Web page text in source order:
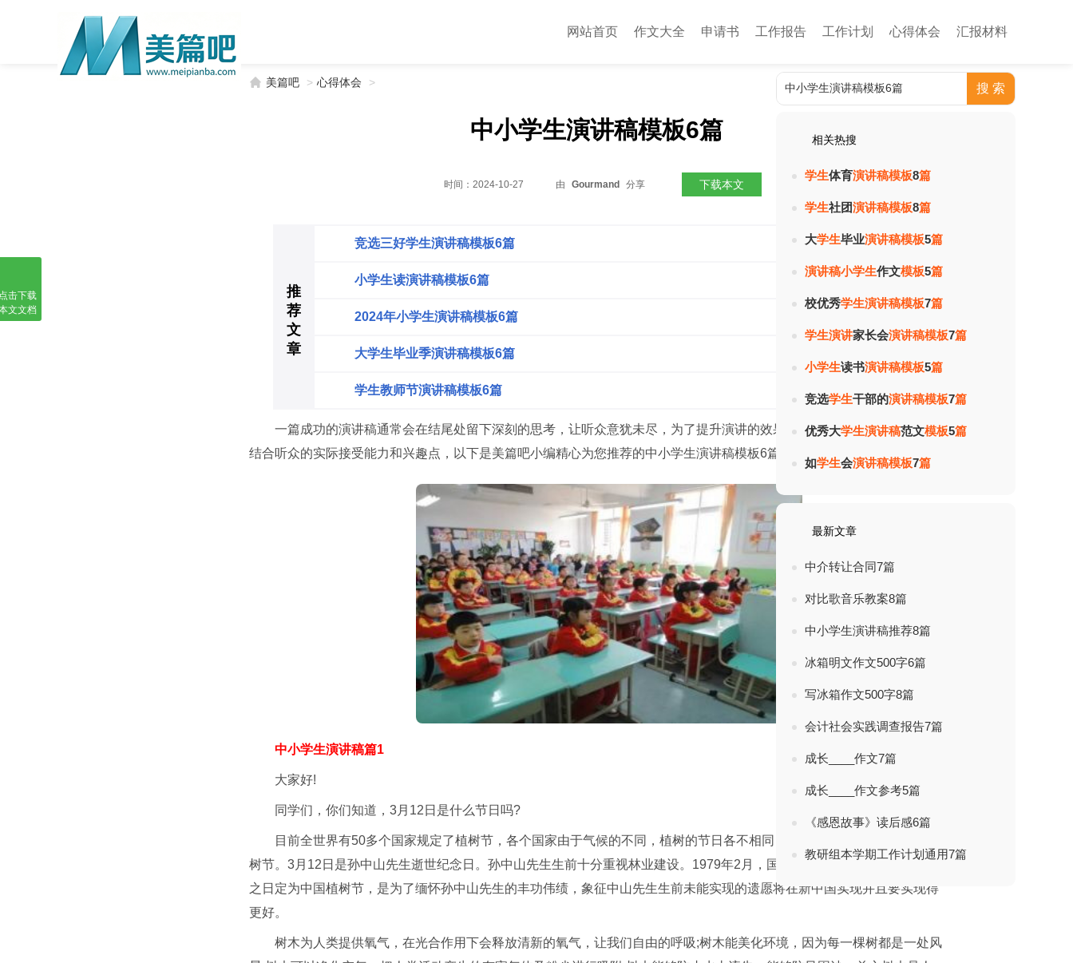
网站首页 作文大全 申请书 工作报告 工作计划 心得体会 汇报材料
美篇吧 > 心得体会 >
中小学生演讲稿模板6篇
时间： 2024-10-27 由 Gourmand 分享 下载本文
推
荐
文
章
竞选三好学生演讲稿模板6篇 热度：
小学生读演讲稿模板6篇 热度：
2024年小学生演讲稿模板6篇
大学生毕业季演讲稿模板6篇
学生教师节演讲稿模板6篇 热度：
一篇成功的演讲稿通常会在结尾处留下深刻的思考，让听众意犹未尽，为了提升演讲的效果，我们在写演讲稿时一定要
结合听众的实际接受能力和兴趣点，以下是美篇吧小编精心为您推荐的中小学生演讲稿模板6篇，供大家参考。
中小学生演讲稿篇1
大家好!
同学们，你们知道，3月12日是什么节日吗?
目前全世界有50多个国家规定了植树节，各个国家由于气候的不同，植树的节日各不相同，每年的3月12日是中国的植
树节。3月12日是孙中山先生逝世纪念日。孙中山先生生前十分重视林业建设。1979年2月，国务院将孙中山先生与世长辞
之日定为中国植树节，是为了缅怀孙中山先生的丰功伟绩，象征中山先生生前未能实现的遗愿将在新中国实现并且要实现得
更好。
树木为人类提供氧气，在光合作用下会释放清新的氧气，让我们自由的呼吸;树木能美化环境，因为每一棵树都是一处风
相关热搜
学生体育演讲稿模板8篇
学生社团演讲稿模板8篇
大学生毕业演讲稿模板5篇
演讲稿小学生作文模板5篇
校优秀学生演讲稿模板7篇
学生演讲家长会演讲稿模板7篇
小学生读书演讲稿模板5篇
竞选学生干部的演讲稿模板7篇
优秀大学生演讲稿范文模板5篇
如学生会演讲稿模板7篇
最新文章
中介转让合同7篇
对比歌音乐教案8篇
中小学生演讲稿推荐8篇
冰箱明文作文500字6篇
写冰箱作文500字8篇
会计社会实践调查报告7篇
成长____作文7篇
成长____作文参考5篇
《感恩故事》读后感6篇
教研组本学期工作计划通用7篇
击下载
文文档